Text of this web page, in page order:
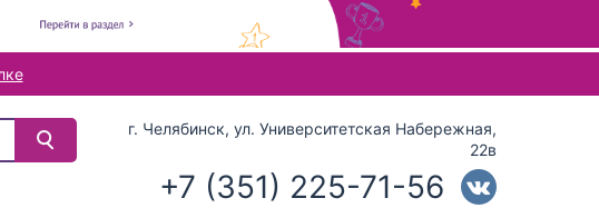
используйте стрелки вверх и вниз для выбора и Enter для перехода на
г. Челябинск, ул. Университетская Набережная,
22в
+7 (351) 225-71-56